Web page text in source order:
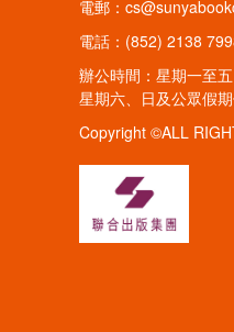
電郵：
電話：(852) 2138
辦公時間：星期一至
星期六、日及公眾假
Copyright ©ALL